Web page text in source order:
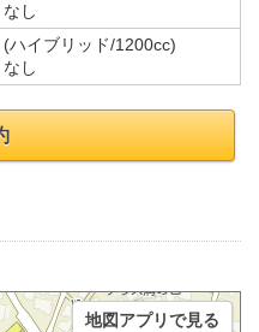
し
ハイブリッド/1200cc)
し
地図アプリで見る